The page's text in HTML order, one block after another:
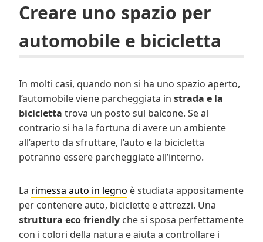
Creare uno spazio per
automobile e bicicletta
In molti casi, quando non si ha uno spazio aperto,
l’automobile viene parcheggiata in strada e la
bicicletta trova un posto sul balcone. Se al
contrario si ha la fortuna di avere un ambiente
all’aperto da sfruttare, l’auto e la bicicletta
potranno essere parcheggiate all’interno.
La rimessa auto in legno è studiata appositamente
per contenere auto, biciclette e attrezzi. Una
struttura eco friendly che si sposa perfettamente
con i colori della natura e aiuta a controllare i